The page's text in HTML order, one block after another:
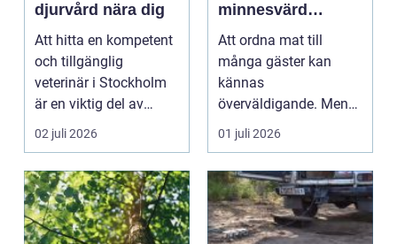
djurvård nära dig
Att hitta en kompetent
och tillgänglig
veterinär i Stockholm
är en viktig del av
ansvaret som djuräg...
02 juli 2026
minnesvärd
måltidsupplevelse
Att ordna mat till
många gäster kan
kännas
överväldigande. Men
med genomtänkt
planering och rätt
sam...
01 juli 2026